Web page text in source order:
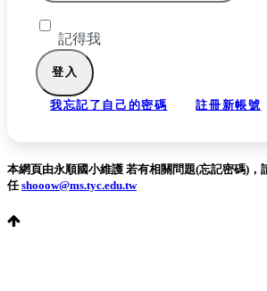
記得我
我忘記了自己的密碼 註冊新帳號
本網頁由永順國小維護 若有相關問題(忘記密碼)，
任shooow@ms.tyc.edu.tw